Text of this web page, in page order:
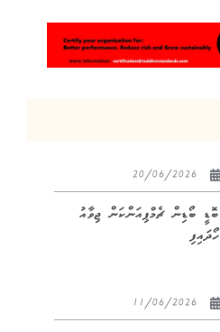
ބޮޑީ ބޯޑިން ޗެމްޕިއަންކަން ޖިވާއު
ހޯދައިފި